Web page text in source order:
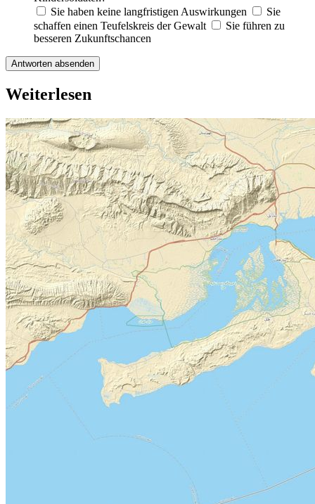
Sie haben keine langfristigen Auswirkungen
Sie
schaffen einen Teufelskreis der Gewalt
Sie führen zu
besseren Zukunftschancen
Antworten absenden
Weiterlesen